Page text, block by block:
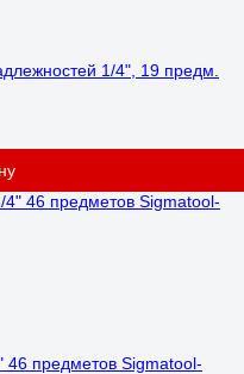
1/4", 19 предм.
46 предметов Sigmatool-